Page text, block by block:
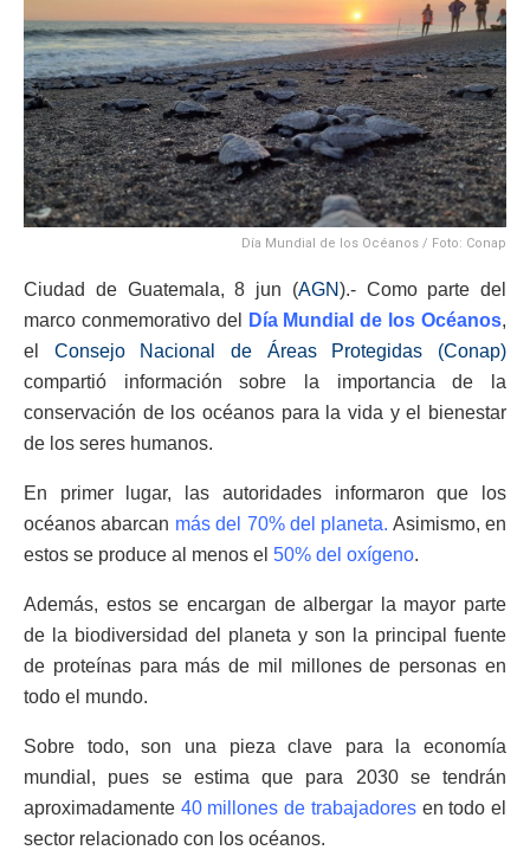
Día Mundial de los Océanos / Foto: Conap
Ciudad de Guatemala, 8 jun (AGN).- Como parte del
marco conmemorativo del
Día Mundial de los Océanos,
el Consejo Nacional de Áreas Protegidas (Conap)
compartió información sobre la importancia de la
conservación de los océanos para la vida y el bienestar
de los seres humanos.
En primer lugar, las autoridades informaron que los
océanos abarcan más del 70% del planeta. Asimismo, en
estos se produce al menos el 50% del oxígeno.
Además, estos se encargan de albergar la mayor parte
de la biodiversidad del planeta y son la principal fuente
de proteínas para más de mil millones de personas en
todo el mundo.
Sobre todo, son una pieza clave para la economía
mundial, pues se estima que para 2030 se tendrán
aproximadamente 40 millones de trabajadores en todo el
sector relacionado con los océanos.